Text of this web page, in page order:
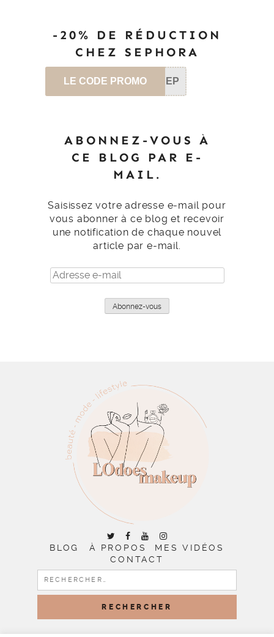
-20% DE RÉDUCTION
CHEZ SEPHORA
LE CODE PROMO SEP
ABONNEZ-VOUS À
CE BLOG PAR E-
MAIL.
Saisissez votre adresse e-mail pour
vous abonner à ce blog et recevoir
une notification de chaque nouvel
article par e-mail.
Adresse
e-
Abonnez-vous
BLOG À PROPOS
MES VIDÉOS
CONTACT
RECHERCHER :